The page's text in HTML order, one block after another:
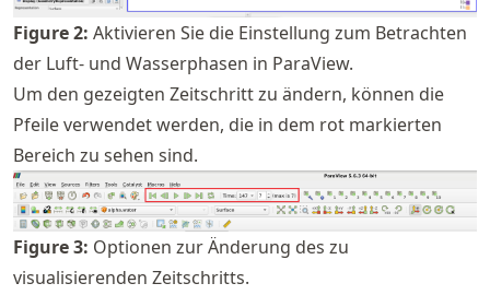
Figure2: Aktivieren Sie die Einstellung zum Betrachten
der Luft- und Wasserphasen in ParaView.
Um den gezeigten Zeitschritt zu ändern, können die
Pfeile verwendet werden, die in dem rot markierten
Bereich zu sehen sind.
Figure3: Optionen zur Änderung des zu
visualisierenden Zeitschritts.